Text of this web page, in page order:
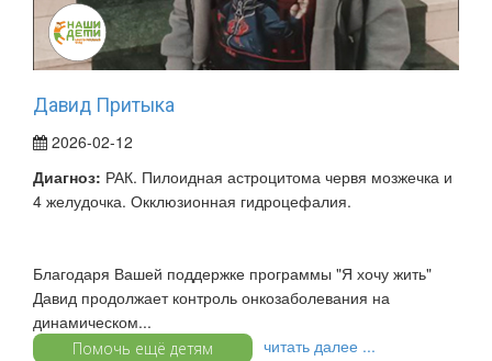
Давид Притыка
2026-02-12
Диагноз: РАК. Пилоидная астроцитома червя мозжечка и
4 желудочка. Окклюзионная гидроцефалия.
Благодаря Вашей поддержке программы "Я хочу жить"
Давид продолжает контроль онкозаболевания на
динамическом...
Помочь ещё детям читать далее ...